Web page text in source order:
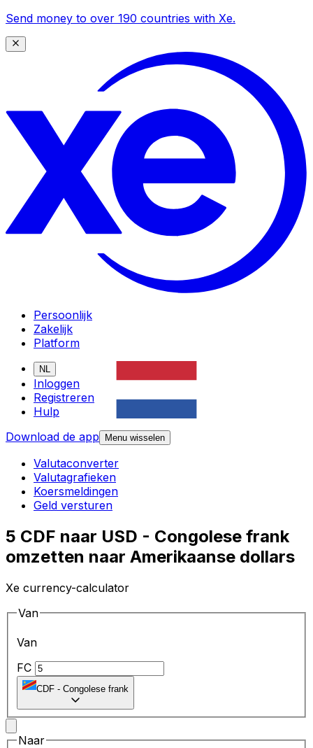
Send money to over 190 countries with Xe.
Persoonlijk
Zakelijk
Platform
NL
Inloggen
Registreren
Hulp
Download de app
Menu wisselen
Valutaconverter
Valutagrafieken
Koersmeldingen
Geld versturen
5 CDF naar USD - Congolese frank
omzetten naar Amerikaanse dollars
Xe currency-calculator
Van
Van
FC
CDF - Congolese frank
Naar